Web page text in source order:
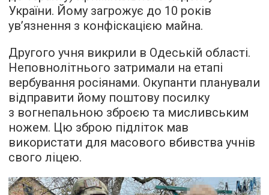
України. Йому загрожує до 10 років
ув’язнення з конфіскацією майна.
Другого учня викрили в Одеській області.
Неповнолітнього затримали на етапі
вербування росіянами. Окупанти планували
відправити йому поштову посилку
з вогнепальною зброєю та мисливським
ножем. Цю зброю підліток мав
використати для масового вбивства учнів
свого ліцею.